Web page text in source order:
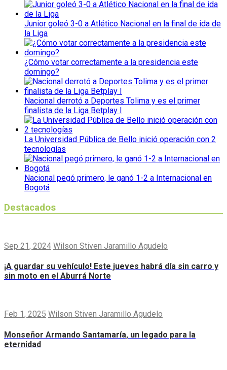
Junior goleó 3-0 a Atlético Nacional en la final de ida de
la Liga
¿Cómo votar correctamente a la presidencia este
domingo?
Nacional derrotó a Deportes Tolima y es el primer
finalista de la Liga Betplay I
La Universidad Pública de Bello inició operación con 2
tecnologías
Nacional pegó primero, le ganó 1-2 a Internacional en
Bogotá
Destacados
Sep 21, 2024 Wilson Stiven Jaramillo Agudelo
¡A guardar su vehículo! Este jueves habrá día sin carro y
sin moto en el Aburrá Norte
Feb 1, 2025 Wilson Stiven Jaramillo Agudelo
Monseñor Armando Santamaría, un legado para la
eternidad